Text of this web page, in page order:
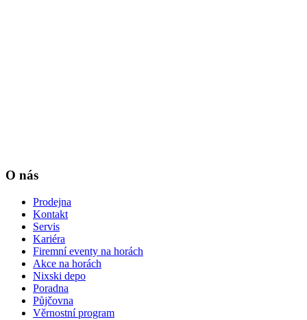
O nás
Prodejna
Kontakt
Servis
Kariéra
Firemní eventy na horách
Akce na horách
Nixski depo
Poradna
Půjčovna
Věrnostní program